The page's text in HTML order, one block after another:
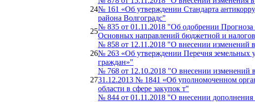
24№ 161 «Об утверждении Стандарта
района Волгоградс"
25
№ 835 от 01.11.2018 "Об одобрении Прогноза
Основных направлений бюджетной и
26
№ 858 от 12.11.2018 "О внесении изменений
№ 263 «Об утверждении Перечня земельных
граждан»"
27
№ 768 от 12.10.2018 "О внесении изменений
31.12.2013 № 1841 «Об уполномоченном
области в сфере закупок т"
№ 844 от 01.11.2018 "О внесении дополнения